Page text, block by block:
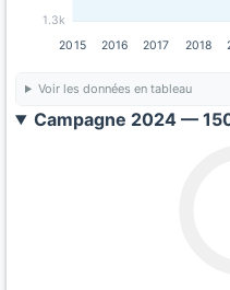
1.3k
2015 2016 2017 2018
Voir les données en tableau
Campagne 2024 —